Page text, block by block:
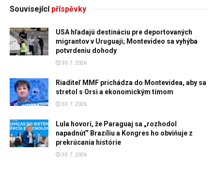
Souvisejícípříspěvky
USA hľadajú destináciu pre deportovaných
migrantov v Uruguaji; Montevideo sa vyhýba
potvrdeniu dohody
30. 7. 2026
Riaditeľ MMF prichádza do Montevidea, aby sa
stretol s Orsi a ekonomickým tímom
30. 7. 2026
Lula hovorí, že Paraguaj sa „rozhodol
napadnúť“ Brazíliu a Kongres ho obviňuje z
prekrúcania histórie
30. 7. 2026